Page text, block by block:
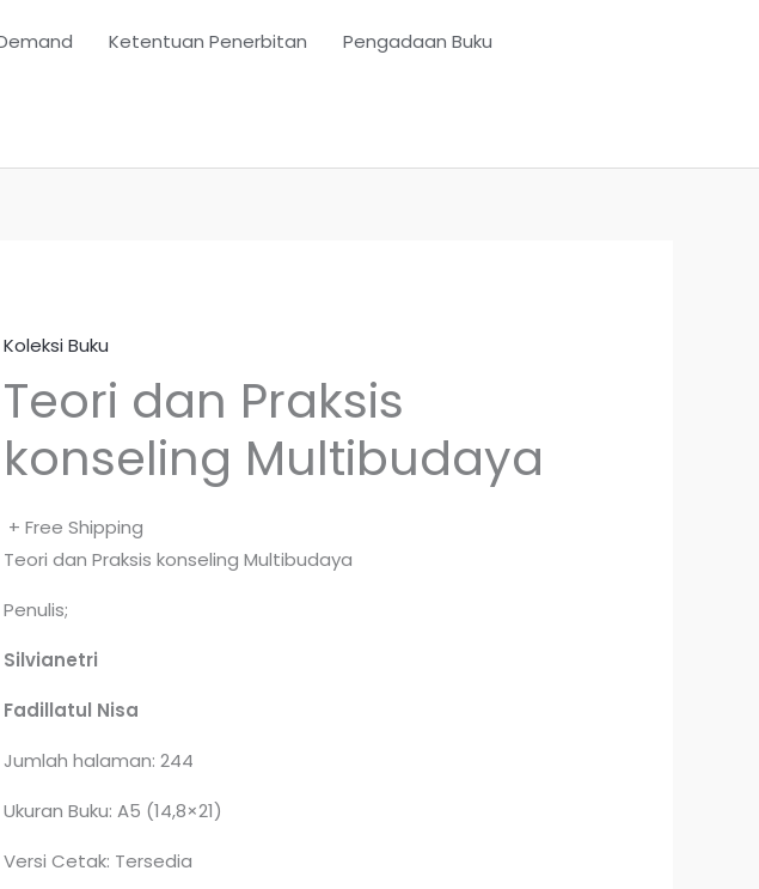
Ketentuan Penerbitan Pengadaan Buku
Koleksi Buku
Teori dan Praksis
konseling Multibudaya
+ Free Shipping
Teori dan Praksis konseling Multibudaya
Penulis;
Silvianetri
Fadillatul Nisa
Jumlah halaman: 244
Ukuran Buku: A5 (14,8×21)
Versi Cetak: Tersedia